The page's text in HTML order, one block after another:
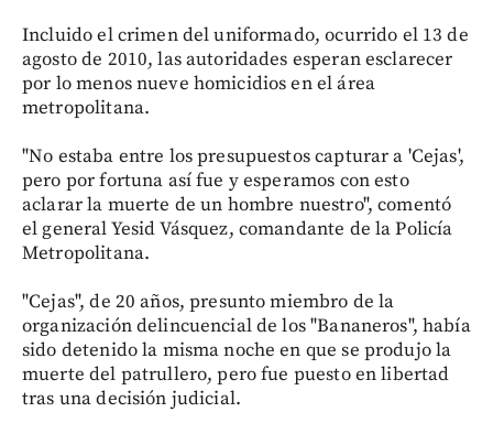
Incluido el crimen del uniformado, ocurrido el 13 de
agosto de 2010, las autoridades esperan esclarecer
por lo menos nueve homicidios en el área
metropolitana.
"No estaba entre los presupuestos capturar a 'Cejas',
pero por fortuna así fue y esperamos con esto
aclarar la muerte de un hombre nuestro", comentó
el general Yesid Vásquez, comandante de la Policía
Metropolitana.
"Cejas", de 20 años, presunto miembro de la
organización delincuencial de los "Bananeros", había
sido detenido la misma noche en que se produjo la
muerte del patrullero, pero fue puesto en libertad
tras una decisión judicial.